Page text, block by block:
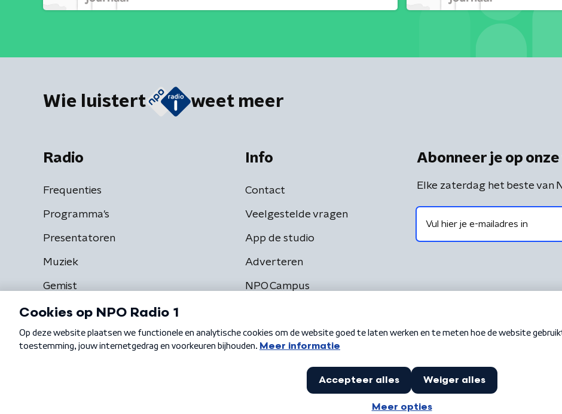
Wie luistert weet meer
Radio
Frequenties
Programma's
Presentatoren
Muziek
Gemist
Info
Contact
Veelgestelde vragen
App de studio
Adverteren
NPO Campus
Abonneer je op
Elke zaterdag het beste van
Algemene voorwaarden Privacybeleid